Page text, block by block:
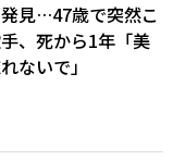
見…47歳で突然こ
、死から1年「美
ないで」